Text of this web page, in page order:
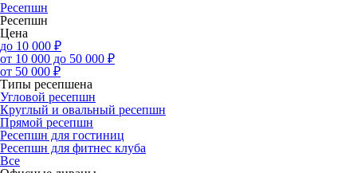
Ресепшн
Ресепшн
Цена
до 10 000 ₽
от 10 000 до 50 000 ₽
от 50 000 ₽
Типы ресепшена
Угловой ресепшн
Круглый и овальный ресепшн
Прямой ресепшн
Ресепшн для гостиниц
Ресепшн для фитнес клуба
Все